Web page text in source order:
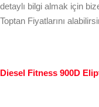
detaylı bilgi almak için
Toptan Fiyatlarını
Diesel Fitness 900D